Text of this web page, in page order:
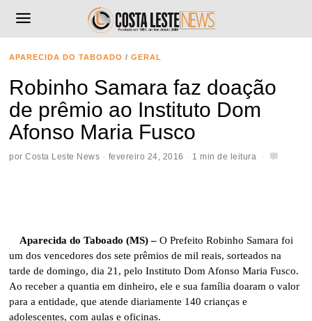
APARECIDA DO TABOADO / GERAL
Robinho Samara faz doação
de prêmio ao Instituto Dom
Afonso Maria Fusco
porCosta Leste News fevereiro 24, 2016 1 min de leitura
Aparecida do Taboado (MS) – O Prefeito Robinho Samara foi
um dos vencedores dos sete prêmios de mil reais, sorteados na
tarde de domingo, dia 21, pelo Instituto Dom Afonso Maria Fusco.
Ao receber a quantia em dinheiro, ele e sua família doaram o valor
para a entidade, que atende diariamente 140 crianças e
adolescentes, com aulas e oficinas.